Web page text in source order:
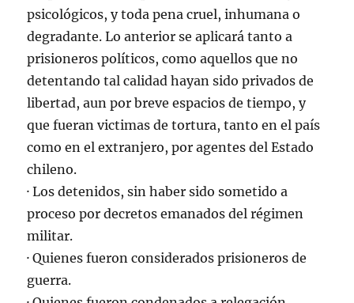
psicológicos, y toda pena cruel, inhumana o
degradante. Lo anterior se aplicará tanto a
prisioneros políticos, como aquellos que no
detentando tal calidad hayan sido privados de
libertad, aun por breve espacios de tiempo, y
que fueran victimas de tortura, tanto en el país
como en el extranjero, por agentes del Estado
chileno.
· Los detenidos, sin haber sido sometido a
proceso por decretos emanados del régimen
militar.
· Quienes fueron considerados prisioneros de
guerra.